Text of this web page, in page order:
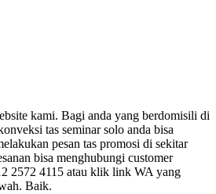
kami. Bagi anda yang berdomisili di
tas seminar solo anda bisa
pesan tas promosi di sekitar
bisa menghubungi customer
2572 4115 atau klik link WA yang
Baik.